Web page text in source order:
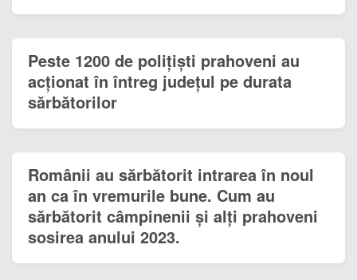
Peste 1200 de polițiști prahoveni au
acționat în întreg județul pe durata
sărbătorilor
Românii au sărbătorit intrarea în noul
an ca în vremurile bune. Cum au
sărbătorit câmpinenii și alți prahoveni
sosirea anului 2023.